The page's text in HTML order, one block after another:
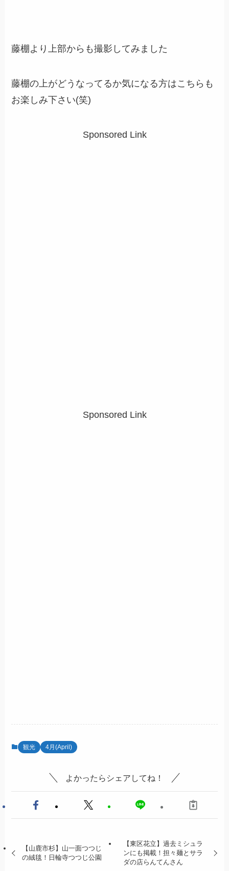
藤棚より上部からも撮影してみました
藤棚の上がどうなってるか気になる方はこちらも
お楽しみ下さい(笑)
Sponsored Link
Sponsored Link
観光 4月(April)
よかったらシェアしてね！
【山鹿市杉】山一面つつじ
の絨毯！日輪寺つつじ公園
【東区花立】過去ミシュラ
ンにも掲載！担々麺とサラ
ダの店らんてんさん